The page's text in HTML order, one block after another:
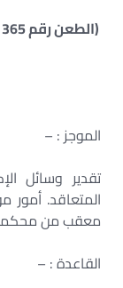
الموجز : –
تقدير وسائل
المتعاقد.
معقب من
القاعدة : –